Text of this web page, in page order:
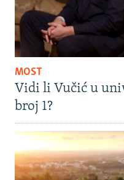
MOST
Vidi li Vučić u
broj 1?